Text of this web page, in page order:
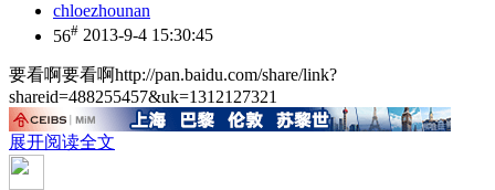
chloezhounan
56# 2013-9-4 15:30:45
要看啊要看啊http://pan.baidu.com/share/link?
shareid=488255457&uk=1312127321
展开阅读全文